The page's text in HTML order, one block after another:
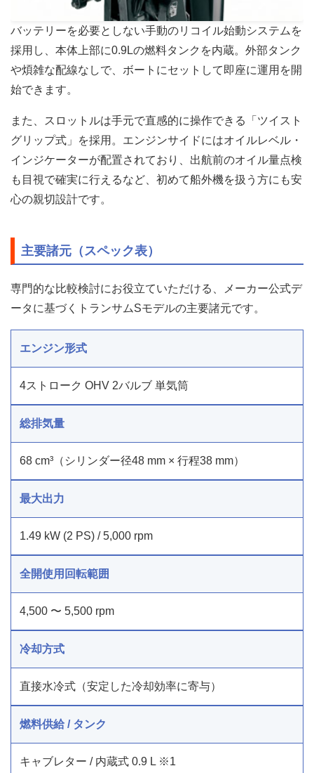
バッテリーを必要としない手動のリコイル始動システムを
採用し、本体上部に0.9Lの燃料タンクを内蔵。外部タンク
や煩雑な配線なしで、ボートにセットして即座に運用を開
始できます。
また、スロットルは手元で直感的に操作できる「ツイスト
グリップ式」を採用。エンジンサイドにはオイルレベル・
インジケーターが配置されており、出航前のオイル量点検
も目視で確実に行えるなど、初めて船外機を扱う方にも安
心の親切設計です。
主要諸元（スペック表）
専門的な比較検討にお役立ていただける、メーカー公式デ
ータに基づくトランサムSモデルの主要諸元です。
エンジン形式
4ストローク OHV 2バルブ 単気筒
総排気量
68 cm³（シリンダー径48 mm × 行程38 mm）
最大出力
1.49 kW (2 PS) / 5,000 rpm
全開使用回転範囲
4,500 〜 5,500 rpm
冷却方式
直接水冷式（安定した冷却効率に寄与）
燃料供給 / タンク
キャブレター / 内蔵式 0.9 L ※1